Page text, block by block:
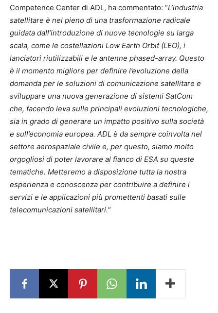
Competence Center di ADL, ha commentato: “L’industria
satellitare è nel pieno di una trasformazione radicale
guidata dall’introduzione di nuove tecnologie su larga
scala, come le costellazioni Low Earth Orbit (LEO), i
lanciatori riutilizzabili e le antenne phased-array. Questo
è il momento migliore per definire l’evoluzione della
domanda per le soluzioni di comunicazione satellitare e
sviluppare una nuova generazione di sistemi SatCom
che, facendo leva sulle principali evoluzioni tecnologiche,
sia in grado di generare un impatto positivo sulla società
e sull’economia europea. ADL è da sempre coinvolta nel
settore aerospaziale civile e, per questo, siamo molto
orgogliosi di poter lavorare al fianco di ESA su queste
tematiche. Metteremo a disposizione tutta la nostra
esperienza e conoscenza per contribuire a definire i
servizi e le applicazioni più promettenti basati sulle
telecomunicazioni satellitari.”